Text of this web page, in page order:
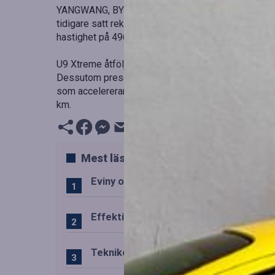
YANGWANG, BYD:s lyxvarumärke, lanserar den
tidigare satt rekord på Nürburgring Nordschleife
hastighet på 496 km/h.
U9 Xtreme åtföljs av U8L, en fyrsitsig lyx-SUV
Dessutom presenteras pickupen BYD SHARK,
som accelererar från 0–100 km/h på 5,7
km.
Mest lästa
Eviny och Statkraft förenar
Effektiv drift av trafiktekniska system
Teknikens roll i den svenska